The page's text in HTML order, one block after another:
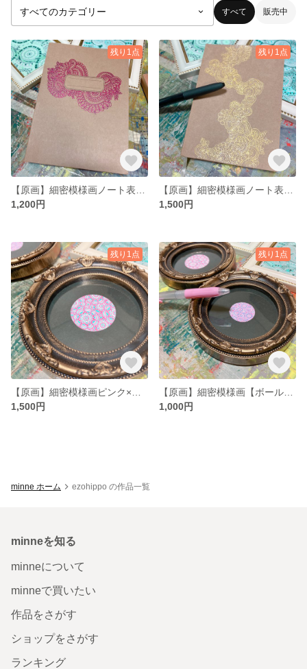
すべて 販売中
残り1点
1,200円
残り1点
1,500円
残り1点
1,500円
残り1点
1,000円
minne ホーム ezohippo の作品一覧
minneを知る
minneについて
minneで買いたい
作品をさがす
ショップをさがす
ランキング